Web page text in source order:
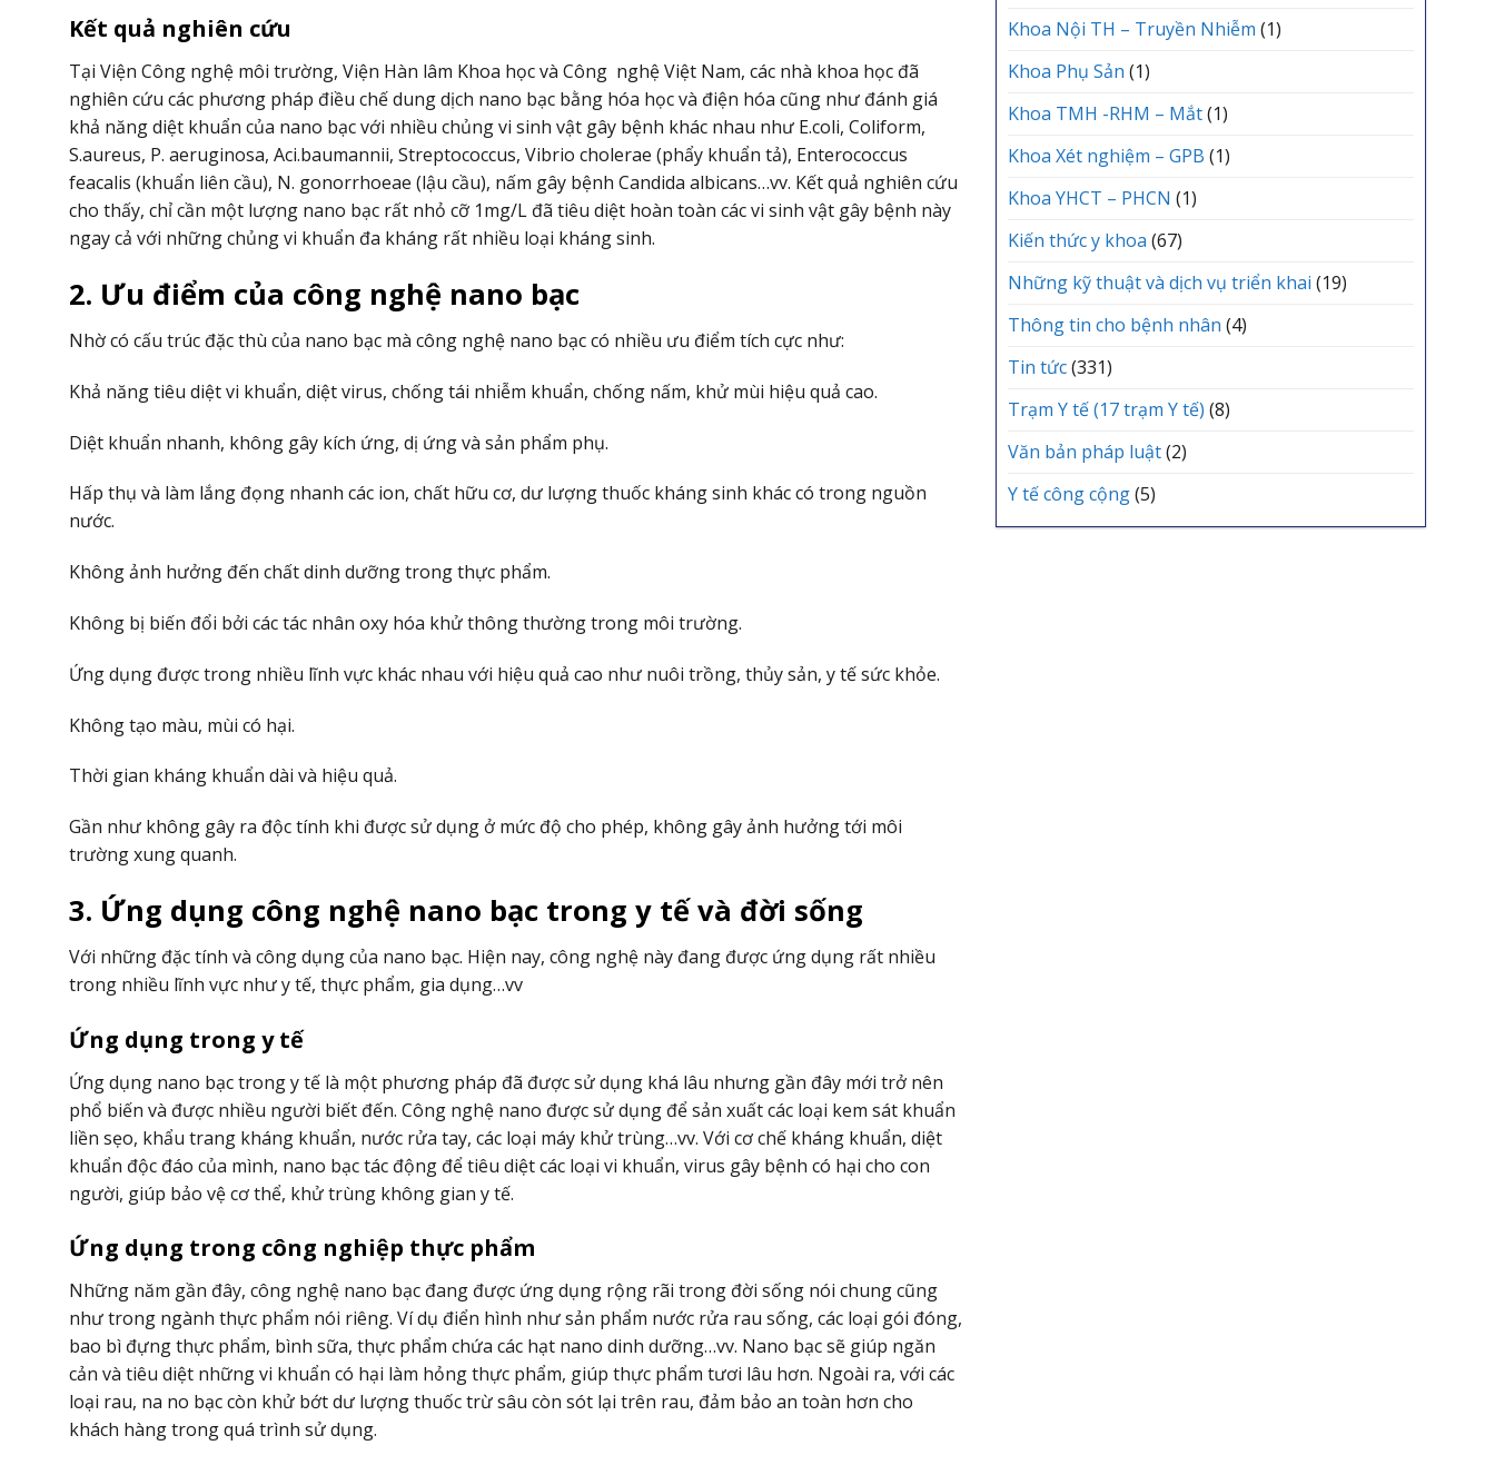
Kết quả nghiên cứu
Tại Viện Công nghệ môi trường, Viện Hàn lâm Khoa học và Công nghệ Việt Nam, các nhà khoa học đã
nghiên cứu các phương pháp điều chế dung dịch nano bạc bằng hóa học và điện hóa cũng như đánh giá
khả năng diệt khuẩn của nano bạc với nhiều chủng vi sinh vật gây bệnh khác nhau như E.coli, Coliform,
S.aureus, P. aeruginosa, Aci.baumannii, Streptococcus, Vibrio cholerae (phẩy khuẩn tả), Enterococcus
feacalis (khuẩn liên cầu), N. gonorrhoeae (lậu cầu), nấm gây bệnh Candida albicans…vv. Kết quả nghiên cứu
cho thấy, chỉ cần một lượng nano bạc rất nhỏ cỡ 1mg/L đã tiêu diệt hoàn toàn các vi sinh vật gây bệnh này
ngay cả với những chủng vi khuẩn đa kháng rất nhiều loại kháng sinh.
2. Ưu điểm của công nghệ nano bạc
Nhờ có cấu trúc đặc thù của nano bạc mà công nghệ nano bạc có nhiều ưu điểm tích cực như:
Khả năng tiêu diệt vi khuẩn, diệt virus, chống tái nhiễm khuẩn, chống nấm, khử mùi hiệu quả cao.
Diệt khuẩn nhanh, không gây kích ứng, dị ứng và sản phẩm phụ.
Hấp thụ và làm lắng đọng nhanh các ion, chất hữu cơ, dư lượng thuốc kháng sinh khác có trong nguồn
nước.
Không ảnh hưởng đến chất dinh dưỡng trong thực phẩm.
Không bị biến đổi bởi các tác nhân oxy hóa khử thông thường trong môi trường.
Ứng dụng được trong nhiều lĩnh vực khác nhau với hiệu quả cao như nuôi trồng, thủy sản, y tế sức khỏe.
Không tạo màu, mùi có hại.
Thời gian kháng khuẩn dài và hiệu quả.
Gần như không gây ra độc tính khi được sử dụng ở mức độ cho phép, không gây ảnh hưởng tới môi
trường xung quanh.
3. Ứng dụng công nghệ nano bạc trong y tế và đời sống
Với những đặc tính và công dụng của nano bạc. Hiện nay, công nghệ này đang được ứng dụng rất nhiều
trong nhiều lĩnh vực như y tế, thực phẩm, gia dụng…vv
Ứng dụng trong y tế
Ứng dụng nano bạc trong y tế là một phương pháp đã được sử dụng khá lâu nhưng gần đây mới trở nên
phổ biến và được nhiều người biết đến. Công nghệ nano được sử dụng để sản xuất các loại kem sát khuẩn
liền sẹo, khẩu trang kháng khuẩn, nước rửa tay, các loại máy khử trùng…vv. Với cơ chế kháng khuẩn, diệt
khuẩn độc đáo của mình, nano bạc tác động để tiêu diệt các loại vi khuẩn, virus gây bệnh có hại cho con
người, giúp bảo vệ cơ thể, khử trùng không gian y tế.
Ứng dụng trong công nghiệp thực phẩm
Những năm gần đây, công nghệ nano bạc đang được ứng dụng rộng rãi trong đời sống nói chung cũng
như trong ngành thực phẩm nói riêng. Ví dụ điển hình như sản phẩm nước rửa rau sống, các loại gói đóng,
bao bì đựng thực phẩm, bình sữa, thực phẩm chứa các hạt nano dinh dưỡng…vv. Nano bạc sẽ giúp ngăn
cản và tiêu diệt những vi khuẩn có hại làm hỏng thực phẩm, giúp thực phẩm tươi lâu hơn. Ngoài ra, với các
loại rau, na no bạc còn khử bớt dư lượng thuốc trừ sâu còn sót lại trên rau, đảm bảo an toàn hơn cho
khách hàng trong quá trình sử dụng.
Khoa Nội TH – Truyền Nhiễm (1)
Khoa Phụ Sản (1)
Khoa TMH -RHM – Mắt(1)
Khoa Xét nghiệm – GPB (1)
Khoa YHCT – PHCN (1)
Kiến thức y khoa (67)
Những kỹ thuật và dịch vụ triển khai (19)
Thông tin cho bệnh nhân (4)
Tin tức(331)
Trạm Y tế (17 trạm Y tế) (8)
Văn bản pháp luật(2)
Y tế công cộng(5)